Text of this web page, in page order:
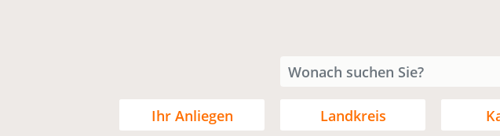
Ihr Anliegen Landkreis